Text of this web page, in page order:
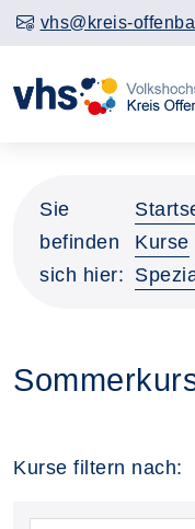
vhs@kreis-
Sie
befinden
sich hier:
Kurse
Kurse filtern nach: